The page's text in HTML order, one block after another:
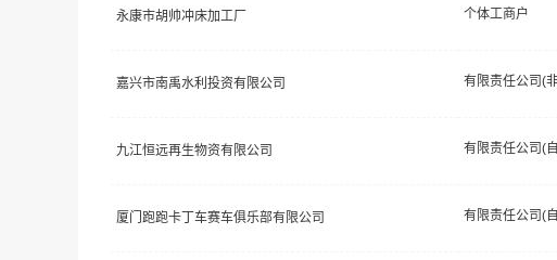
永康市胡帅冲床加工厂 个体工商户
嘉兴市南禹水利投资有限公司
九江恒远再生物资有限公司
厦门跑跑卡丁车赛车俱乐部有限公司